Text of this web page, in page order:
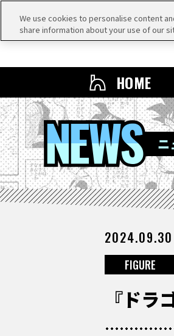
HOME
NEWS
ニ
2024.09.30
FIGURE
『ド
We use cookies to personalise content
share information about your use of our